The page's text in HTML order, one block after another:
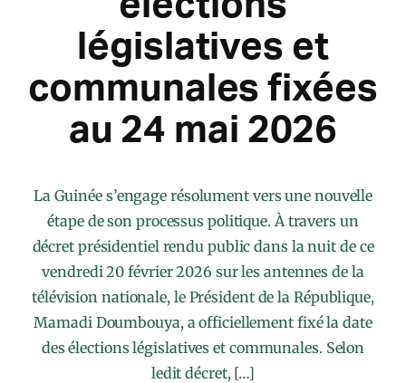
législatives et
communales fixées
au 24 mai 2026
La Guinée s’engage résolument vers une nouvelle
étape de son processus politique. À travers un
décret présidentiel rendu public dans la nuit de ce
vendredi 20 février 2026 sur les antennes de la
télévision nationale, le Président de la République,
Mamadi Doumbouya, a officiellement fixé la date
des élections législatives et communales. Selon
ledit décret, […]